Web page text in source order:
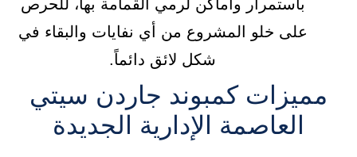
باستمرار وأماكن لرمي القمامة بها، للحرص
على خلو المشروع من أي نفايات والبقاء في
شكل لائق دائماً.
مميزات كمبوند جاردن سيتي
العاصمة الإدارية الجديدة